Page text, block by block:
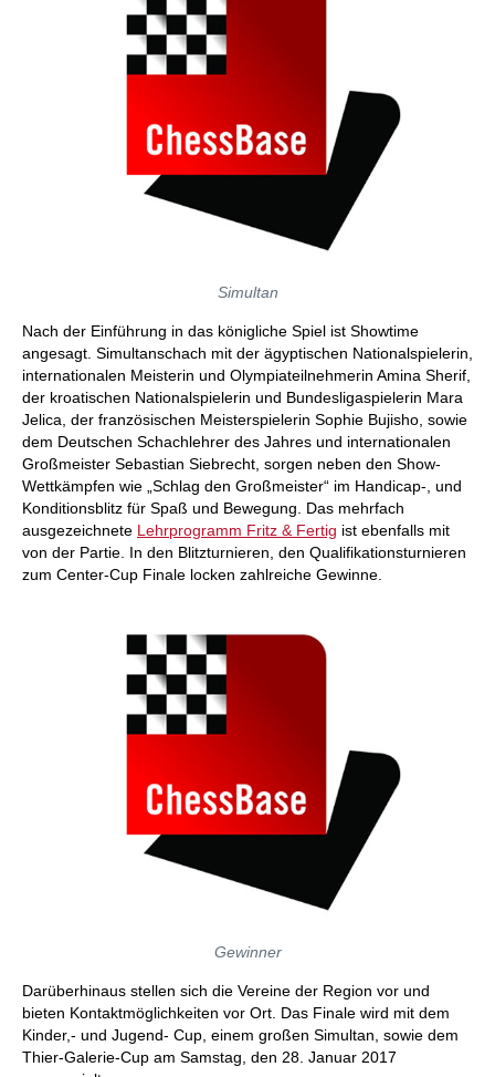
Simultan
Nach der Einführung in das königliche Spiel ist Showtime
angesagt. Simultanschach mit der ägyptischen Nationalspielerin,
internationalen Meisterin und Olympiateilnehmerin Amina Sherif,
der kroatischen Nationalspielerin und Bundesligaspielerin Mara
Jelica, der französischen Meisterspielerin Sophie Bujisho, sowie
dem Deutschen Schachlehrer des Jahres und internationalen
Großmeister Sebastian Siebrecht, sorgen neben den Show-
Wettkämpfen wie „Schlag den Großmeister“ im Handicap-, und
Konditionsblitz für Spaß und Bewegung. Das mehrfach
ausgezeichnete Lehrprogramm Fritz & Fertig ist ebenfalls mit
von der Partie. In den Blitzturnieren, den Qualifikationsturnieren
zum Center-Cup Finale locken zahlreiche Gewinne.
Gewinner
Darüberhinaus stellen sich die Vereine der Region vor und
bieten Kontaktmöglichkeiten vor Ort. Das Finale wird mit dem
Kinder,- und Jugend- Cup, einem großen Simultan, sowie dem
Thier-Galerie-Cup am Samstag, den 28. Januar 2017